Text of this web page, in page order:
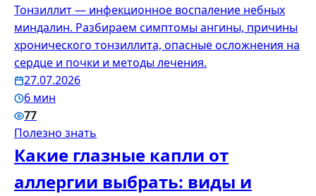
Тонзиллит — инфекционное воспаление небных
миндалин. Разбираем симптомы ангины, причины
хронического тонзиллита, опасные осложнения на
сердце и почки и методы лечения.
27.07.2026
6 мин
77
Полезно знать
Какие глазные капли от
аллергии выбрать: виды и